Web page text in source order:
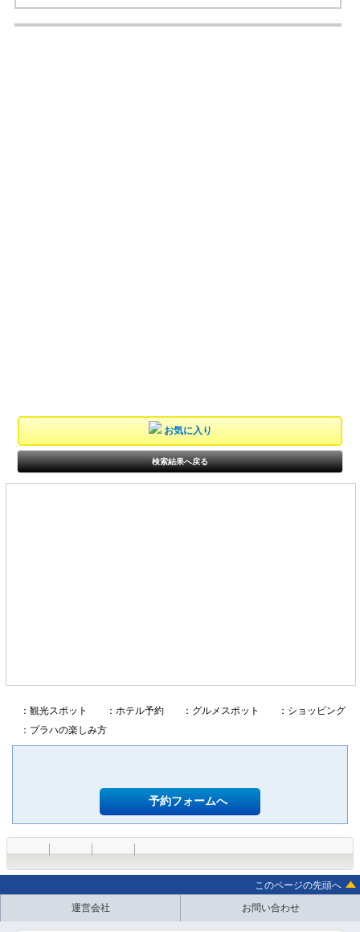
お気に入り
検索結果へ戻る
：観光スポット ：ホテル予約 ：グルメスポット
：ショッピング
：プラハの楽しみ方
予約フォームへ
このページの先頭へ
運営会社 お問い合わせ